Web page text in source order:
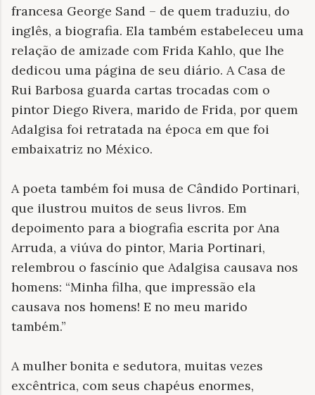
francesa George Sand – de quem traduziu, do
inglês, a biografia. Ela também estabeleceu uma
relação de amizade com Frida Kahlo, que lhe
dedicou uma página de seu diário. A Casa de
Rui Barbosa guarda cartas trocadas com o
pintor Diego Rivera, marido de Frida, por quem
Adalgisa foi retratada na época em que foi
embaixatriz no México.
A poeta também foi musa de Cândido Portinari,
que ilustrou muitos de seus livros. Em
depoimento para a biografia escrita por Ana
Arruda, a viúva do pintor, Maria Portinari,
relembrou o fascínio que Adalgisa causava nos
homens: “Minha filha, que impressão ela
causava nos homens! E no meu marido
também.”
A mulher bonita e sedutora, muitas vezes
excêntrica, com seus chapéus enormes,